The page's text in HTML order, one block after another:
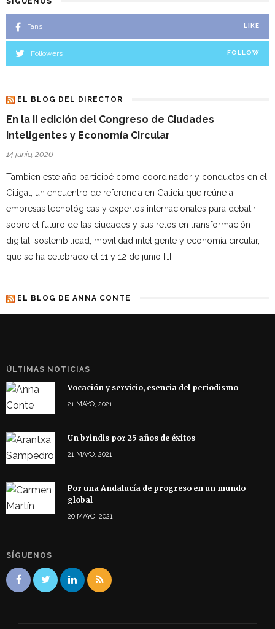
Fans LIKE
Followers FOLLOW
EL BLOG DEL DIRECTOR
En la II edición del Congreso de Ciudades
Inteligentes y Economía Circular
14 junio, 2026
Tambien este año participé como coordinador y conductos en el
Citigal; un encuentro de referencia en Galicia que reúne a
empresas tecnológicas y expertos internacionales para debatir
sobre el futuro de las ciudades y sus retos en transformación
digital, sostenibilidad, movilidad inteligente y economía circular,
que se ha celebrado el 11 y 12 de junio […]
EL BLOG DE ANNA CONTE
ÚLTIMAS NOTICIAS
Vocación y servicio, esencia del periodismo
21 MAYO, 2021
Un brindis por 25 años de éxitos
21 MAYO, 2021
Por una Andalucía de progreso en un mundo
global
20 MAYO, 2021
SÍGUENOS